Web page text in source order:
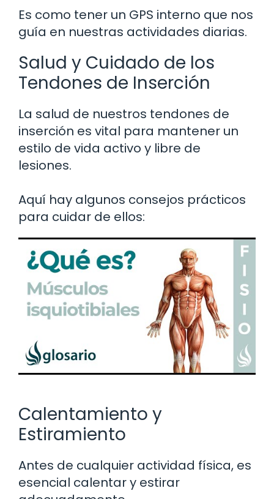
Es como tener un GPS interno que nos
guía en nuestras actividades diarias.
Salud y Cuidado de los
Tendones de Inserción
La salud de nuestros tendones de
inserción es vital para mantener un
estilo de vida activo y libre de
lesiones.
Aquí hay algunos consejos prácticos
para cuidar de ellos:
Calentamiento y
Estiramiento
Antes de cualquier actividad física, es
esencial calentar y estirar